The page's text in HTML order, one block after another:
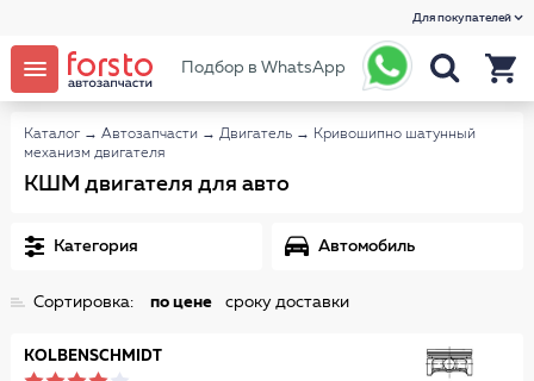
Для покупателей
Подбор в WhatsApp
Каталог → Автозапчасти → Двигатель → Кривошипно шатунный
механизм двигателя
КШМ двигателя для авто
Категория Автомобиль
Сортировка: по цене сроку доставки
KOLBENSCHMIDT